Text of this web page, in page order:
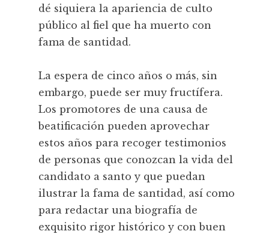
dé siquiera la apariencia de culto
público al fiel que ha muerto con
fama de santidad.
La espera de cinco años o más, sin
embargo, puede ser muy fructífera.
Los promotores de una causa de
beatificación pueden aprovechar
estos años para recoger testimonios
de personas que conozcan la vida del
candidato a santo y que puedan
ilustrar la fama de santidad, así como
para redactar una biografía de
exquisito rigor histórico y con buen